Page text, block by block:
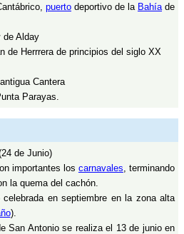
puerto deportivo de la Bahía de
de Alday
de Herrrera de principios del siglo XX
Cantera
Parayas.
de Junio)
importantes los carnavales , terminando
la quema del cachón.
celebrada en septiembre en la zona alta
).
San Antonio se realiza el 13 de junio en